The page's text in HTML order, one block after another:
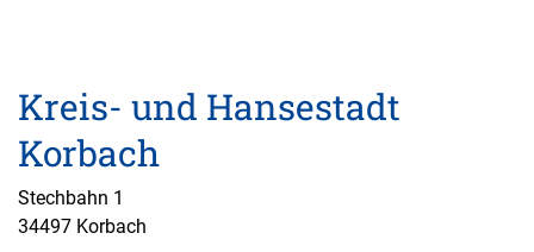
Kreis- und Hansestadt
Korbach
Stechbahn 1
34497 Korbach